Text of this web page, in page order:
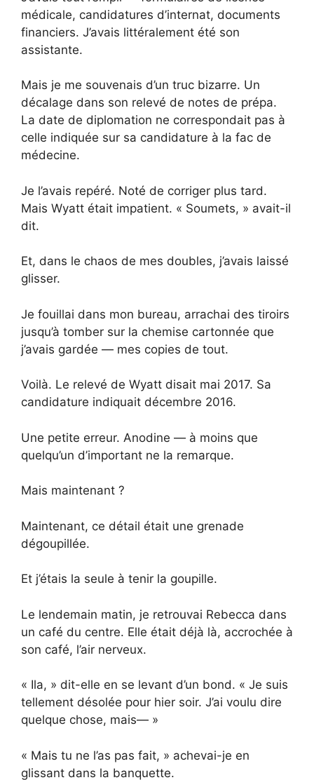
médicale, candidatures d’internat, documents
financiers. J’avais littéralement été son
assistante.
Mais je me souvenais d’un truc bizarre. Un
décalage dans son relevé de notes de prépa.
La date de diplomation ne correspondait pas à
celle indiquée sur sa candidature à la fac de
médecine.
Je l’avais repéré. Noté de corriger plus tard.
Mais Wyatt était impatient. « Soumets, » avait-il
dit.
Et, dans le chaos de mes doubles, j’avais laissé
glisser.
Je fouillai dans mon bureau, arrachai des tiroirs
jusqu’à tomber sur la chemise cartonnée que
j’avais gardée — mes copies de tout.
Voilà. Le relevé de Wyatt disait mai 2017. Sa
candidature indiquait décembre 2016.
Une petite erreur. Anodine — à moins que
quelqu’un d’important ne la remarque.
Mais maintenant ?
Maintenant, ce détail était une grenade
dégoupillée.
Et j’étais la seule à tenir la goupille.
Le lendemain matin, je retrouvai Rebecca dans
un café du centre. Elle était déjà là, accrochée à
son café, l’air nerveux.
« Ila, » dit-elle en se levant d’un bond. « Je suis
tellement désolée pour hier soir. J’ai voulu dire
quelque chose, mais— »
« Mais tu ne l’as pas fait, » achevai-je en
glissant dans la banquette.